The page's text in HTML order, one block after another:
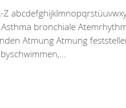
Z
bronchiale
Atmung Atmung